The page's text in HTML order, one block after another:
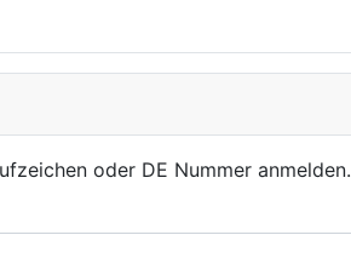
oder DE Nummer anmelden.